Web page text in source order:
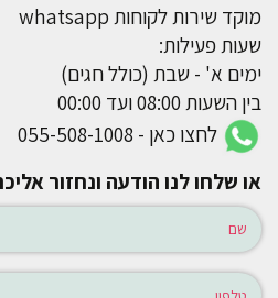
מוקד שירות לקוחות whatsapp
שעות פעילות:
ימים א' - שבת (כולל חגים)
בין השעות 08:00 ועד 00:00
לחצו כאן - 055-508-1008
או שלחו לנו הודעה ונחזור